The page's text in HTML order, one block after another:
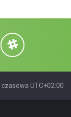
UTC+02:00